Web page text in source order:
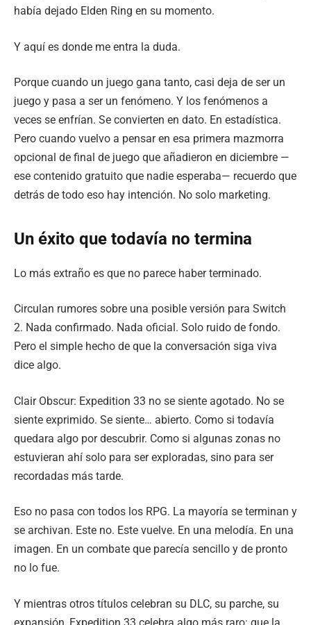
había dejado Elden Ring en su momento.
Y aquí es donde me entra la duda.
Porque cuando un juego gana tanto, casi deja de ser un
juego y pasa a ser un fenómeno. Y los fenómenos a
veces se enfrían. Se convierten en dato. En estadística.
Pero cuando vuelvo a pensar en esa primera mazmorra
opcional de final de juego que añadieron en diciembre —
ese contenido gratuito que nadie esperaba— recuerdo que
detrás de todo eso hay intención. No solo marketing.
Un éxito que todavía no termina
Lo más extraño es que no parece haber terminado.
Circulan rumores sobre una posible versión para Switch
2. Nada confirmado. Nada oficial. Solo ruido de fondo.
Pero el simple hecho de que la conversación siga viva
dice algo.
Clair Obscur: Expedition 33 no se siente agotado. No se
siente exprimido. Se siente… abierto. Como si todavía
quedara algo por descubrir. Como si algunas zonas no
estuvieran ahí solo para ser exploradas, sino para ser
recordadas más tarde.
Eso no pasa con todos los RPG. La mayoría se terminan y
se archivan. Este no. Este vuelve. En una melodía. En una
imagen. En un combate que parecía sencillo y de pronto
no lo fue.
Y mientras otros títulos celebran su DLC, su parche, su